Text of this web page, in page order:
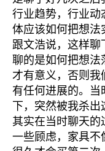
行业趋势，行业
体应该如何把想
跟文浩说，这样
聊的是如何把想
才有意义，否则
有任何进展的。
下，突然被我杀出
其实在当时聊天
一些顾虑，家具